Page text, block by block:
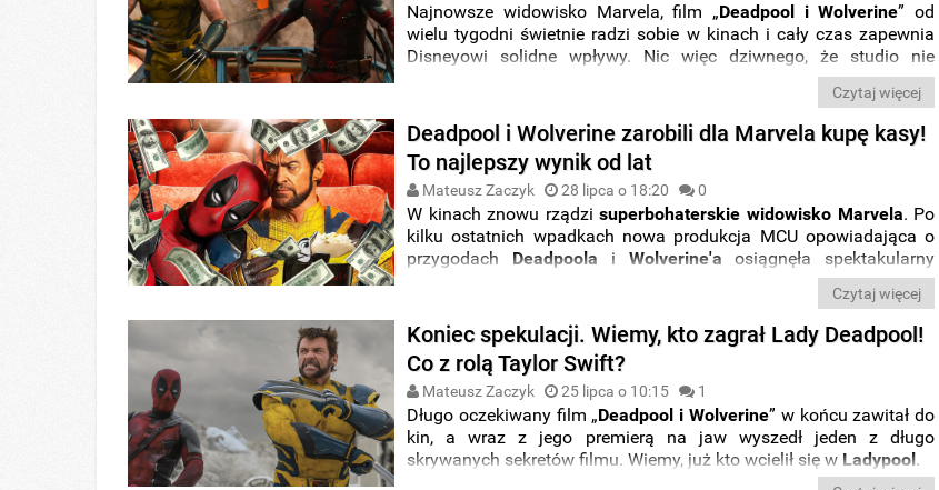
Najnowsze widowisko Marvela, film „Deadpool i Wolverine” od
wielu tygodni świetnie radzi sobie w kinach i cały czas zapewnia
Disneyowi solidne wpływy. Nic więc dziwnego, że studio nie
spieszy się z przeniesieniem nowej superbohaterskiej produkcji do
cyfrowej dystrybucji. W końcu jednak poznaliśmy datę premiery
filmu na platformach VOD.
Czytaj więcej
Deadpool i Wolverine zarobili dla Marvela kupę kasy!
To najlepszy wynik od lat
Mateusz Zaczyk 28 lipca o 18:20 0
W kinach znowu rządzisuperbohaterskie widowisko Marvela. Po
kilku ostatnich wpadkach nowa produkcja MCU opowiadająca o
przygodach Deadpoola i Wolverine'a osiągnęła spektakularny
wynik i zapisała się w historii amerykańskiego przemysłu
Czytaj więcej
Koniec spekulacji. Wiemy, kto zagrał Lady Deadpool!
Co z rolą Taylor Swift?
Mateusz Zaczyk 25 lipca o 10:15 1
Długo oczekiwany film „Deadpool i Wolverine” w końcu zawitał do
kin, a wraz z jego premierą na jaw wyszedł jeden z długo
skrywanych sekretów filmu. Wiemy, już kto wcielił się w Ladypool.